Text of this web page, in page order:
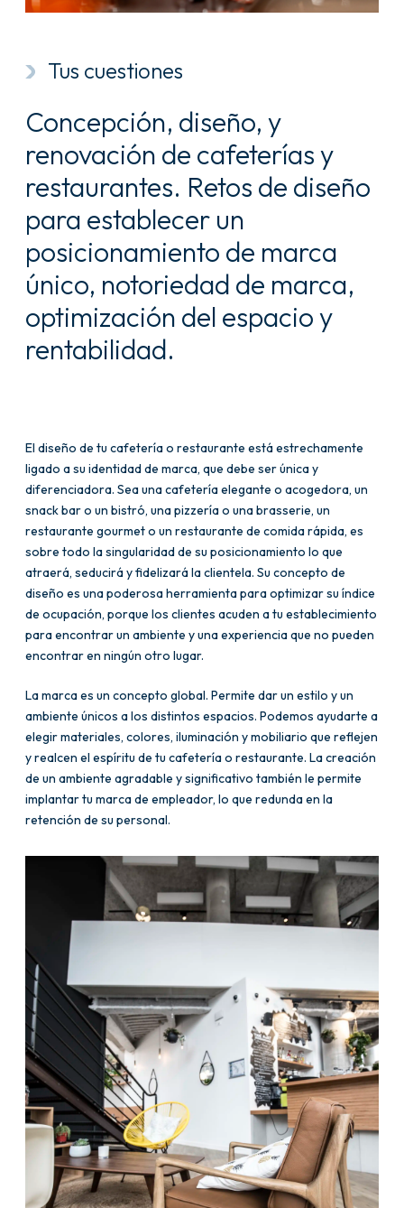
Tus cuestiones
Concepción, diseño, y
renovación de cafeterías y
restaurantes. Retos de diseño
para establecer un
posicionamiento de marca
único, notoriedad de marca,
optimización del espacio y
rentabilidad.
El diseño de tu cafetería o restaurante está estrechamente
ligado a su identidad de marca, que debe ser única y
diferenciadora. Sea una cafetería elegante o acogedora, un
snack bar o un bistró, una pizzería o una brasserie, un
restaurante gourmet o un restaurante de comida rápida, es
sobre todo la singularidad de su posicionamiento lo que
atraerá, seducirá y fidelizará la clientela. Su concepto de
diseño es una poderosa herramienta para optimizar su índice
de ocupación, porque los clientes acuden a tu establecimiento
para encontrar un ambiente y una experiencia que no pueden
encontrar en ningún otro lugar.
La marca es un concepto global. Permite dar un estilo y un
ambiente únicos a los distintos espacios. Podemos ayudarte a
elegir materiales, colores, iluminación y mobiliario que reflejen
y realcen el espíritu de tu cafetería o restaurante. La creación
de un ambiente agradable y significativo también le permite
implantar tu marca de empleador, lo que redunda en la
retención de su personal.